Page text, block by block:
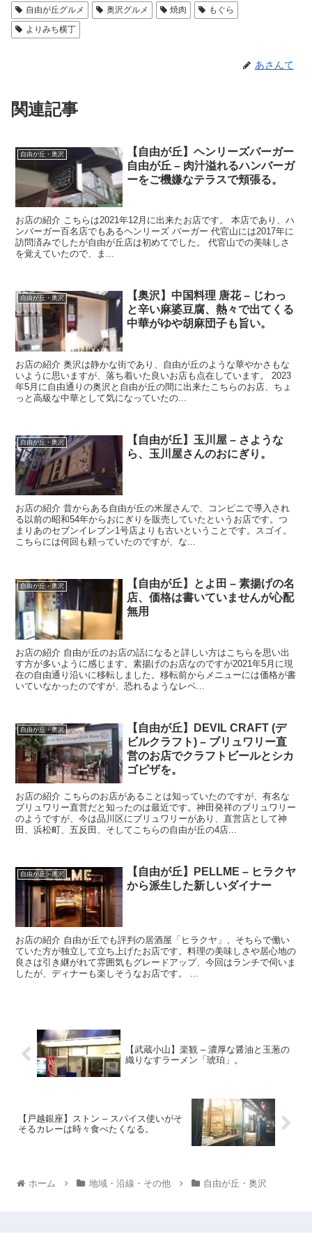
自由が丘グルメ 奥沢グルメ 焼肉
もぐら
よりみち横丁
あさんて
関連記事
自由が丘・奥沢
【自由が丘】ヘンリーズバーガー
自由が丘 – 肉汁溢れるハンバーガ
ーをご機嫌なテラスで頬張る。
お店の紹介 こちらは2021年12月に出来たお店です。 本店であり、ハ
ンバーガー百名店でもあるヘンリーズ バーガー 代官山には2017年に
訪問済みでしたが自由が丘店は初めてでした。 代官山での美味しさ
を覚えていたので、ま...
自由が丘・奥沢
【奥沢】中国料理 唐花 – じわっ
と辛い麻婆豆腐、熱々で出てくる
中華がゆや胡麻団子も旨い。
お店の紹介 奥沢は静かな街であり、自由が丘のような華やかさもな
いように思いますが、落ち着いた良いお店も点在しています。 2023
年5月に自由通りの奥沢と自由が丘の間に出来たこちらのお店、ちょ
っと高級な中華として気になっていたの...
自由が丘・奥沢
【自由が丘】玉川屋 – さような
ら、玉川屋さんのおにぎり。
お店の紹介 昔からある自由が丘の米屋さんで、コンビニで導入され
る以前の昭和54年からおにぎりを販売していたというお店です。つ
まりあのセブンイレブン1号店よりも古いということです。スゴイ。
こちらには何回も頼っていたのですが、な...
自由が丘・奥沢
【自由が丘】とよ田 – 素揚げの名
店、価格は書いていませんが心配
無用
お店の紹介 自由が丘のお店の話になると詳しい方はこちらを思い出
す方が多いように感じます。素揚げのお店なのですが2021年5月に現
在の自由通り沿いに移転しました。移転前からメニューには価格が書
いていなかったのですが、恐れるようなレベ...
自由が丘・奥沢
【自由が丘】DEVIL CRAFT (デ
ビルクラフト) – ブリュワリー直
営のお店でクラフトビールとシカ
ゴピザを。
お店の紹介 こちらのお店があることは知っていたのですが、有名な
ブリュワリー直営だと知ったのは最近です。神田発祥のブリュワリー
のようですが、今は品川区にブリュワリーがあり、直営店として神
田、浜松町、五反田、そしてこちらの自由が丘の4店...
自由が丘・奥沢
【自由が丘】PELLME – ヒラクヤ
から派生した新しいダイナー
お店の紹介 自由が丘でも評判の居酒屋「ヒラクヤ」、そちらで働い
ていた方が独立して立ち上げたお店です。料理の美味しさや居心地の
良さは引き継がれて雰囲気もグレードアップ、今回はランチで伺いま
したが、ディナーも楽しそうなお店です。 ...
【武蔵小山】楽観 – 濃厚な醤油と玉葱の
織りなすラーメン「琥珀」。
【戸越銀座】ストン – スパイス使いがそ
そるカレーは時々食べたくなる。
ホーム 地域・沿線・その他 自由が丘・奥沢